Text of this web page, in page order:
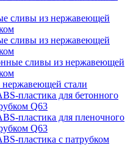
сливы из нержавеющей
сливы из нержавеющей
сливы из нержавеющей
нержавеющей стали
пластика для бетонного
Q63
пластика для пленочного
Q63
пластика с патрубком